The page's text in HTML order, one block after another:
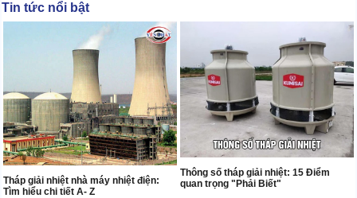
Tin tức nổi bật
Tháp giải nhiệt nhà máy nhiệt điện:
Tìm hiểu chi tiết A- Z
Thông số tháp giải nhiệt: 15 Điểm
quan trọng "Phải Biết"